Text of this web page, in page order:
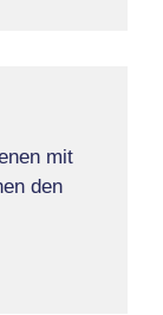
mit
den